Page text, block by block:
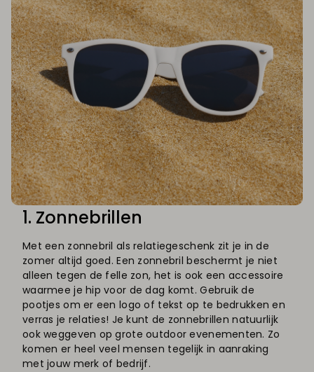
1. Zonnebrillen
Met een zonnebril als relatiegeschenk zit je in de
zomer altijd goed. Een zonnebril beschermt je niet
alleen tegen de felle zon, het is ook een accessoire
waarmee je hip voor de dag komt. Gebruik de
pootjes om er een logo of tekst op te bedrukken en
verras je relaties! Je kunt de zonnebrillen natuurlijk
ook weggeven op grote outdoor evenementen. Zo
komen er heel veel mensen tegelijk in aanraking
met jouw merk of bedrijf.